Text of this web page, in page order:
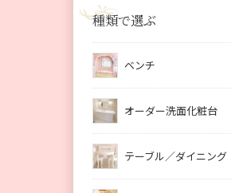
種類で選ぶ
ベンチ
オーダー洗面化粧台
テーブル／ダイニング